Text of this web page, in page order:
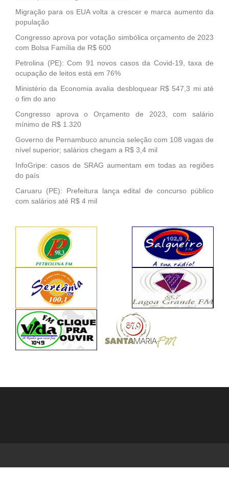
Migração para os EUA volta a crescer e marca aumento da
população
Congresso aprova por votação simbólica orçamento de 2023
com Bolsa Família de R$ 600
Petrolina (PE): Com 91 novos casos da Covid-19, taxa de
ocupação de leitos está em 76%
Ministério da Economia avalia desbloquear R$ 547,3 mi até
o fim do ano
Congresso aprova o Orçamento de 2023, com salário
mínimo de R$ 1.320
Governo de Pernambuco anuncia seleção com 108 vagas de
nível superior; salários chegam a R$ 3,4 mil
InfoGripe: casos de SRAG aumentam em todas as regiões
do país
Caruaru (PE): Prefeitura lança edital de concurso público
com salários até R$ 4 mil